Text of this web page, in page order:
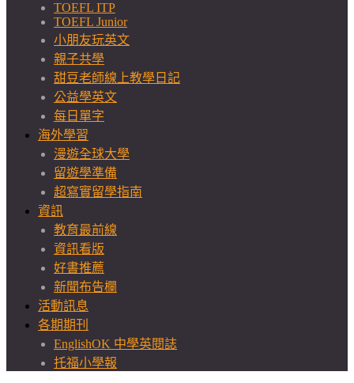
TOEFL ITP
TOEFL Junior
小朋友玩英文
親子共學
甜豆老師線上教學日記
公益學英文
每日單字
海外學習
漫遊全球大學
留遊學準備
超寫實留學指南
資訊
教育最前線
資訊看版
好書推薦
新聞布告欄
活動訊息
各期期刊
EnglishOK 中學英閱誌
托福小學報